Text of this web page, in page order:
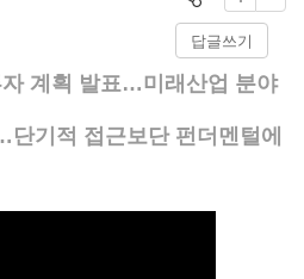
답글쓰기
계획 발표…미래산업 분야
기적 접근보단 펀더멘털에